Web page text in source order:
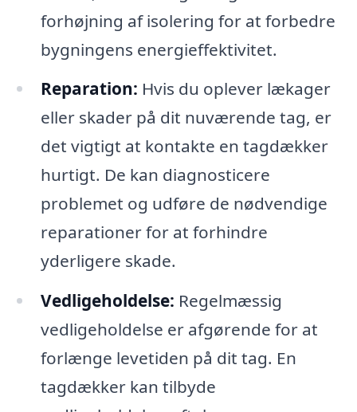
forhøjning af isolering for at forbedre
bygningens energieffektivitet.
Reparation: Hvis du oplever lækager
eller skader på dit nuværende tag, er
det vigtigt at kontakte en tagdækker
hurtigt. De kan diagnosticere
problemet og udføre de nødvendige
reparationer for at forhindre
yderligere skade.
Vedligeholdelse: Regelmæssig
vedligeholdelse er afgørende for at
forlænge levetiden på dit tag. En
tagdækker kan tilbyde